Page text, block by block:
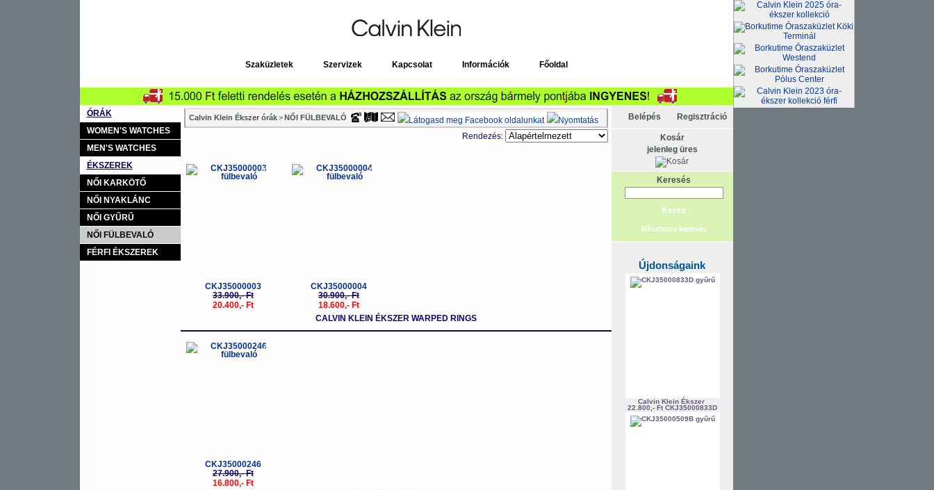
Szaküzletek Szervizek Kapcsolat Információk Főoldal
ÓRÁK
WOMEN'S WATCHES
MEN'S WATCHES
ÉKSZEREK
NŐI KARKÖTŐ
NŐI NYAKLÁNC
NŐI GYŰRŰ
NŐI FÜLBEVALÓ
FÉRFI ÉKSZEREK
Calvin Klein Ékszer órák > NŐI FÜLBEVALÓ
Rendezés:
-40%
CKJ35000003
33.900,- Ft
20.400,- Ft
-40%
CKJ35000004
30.900,- Ft
18.600,- Ft
CALVIN KLEIN ÉKSZER WARPED RINGS
-40%
CKJ35000246
27.900,- Ft
16.800,- Ft
Belépés Regisztráció
Kosár
jelenleg üres
Keresés
Részletes keresés
Újdonságaink
Calvin Klein Ékszer
22.800,- Ft CKJ35000833D